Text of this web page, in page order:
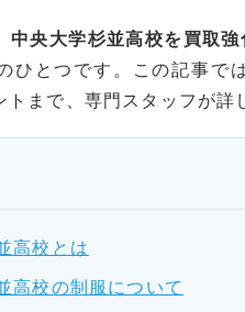
中央大学杉並高校を買取
ひとつです。この記事で
まで、専門スタッフが詳
高校とは
高校の制服について